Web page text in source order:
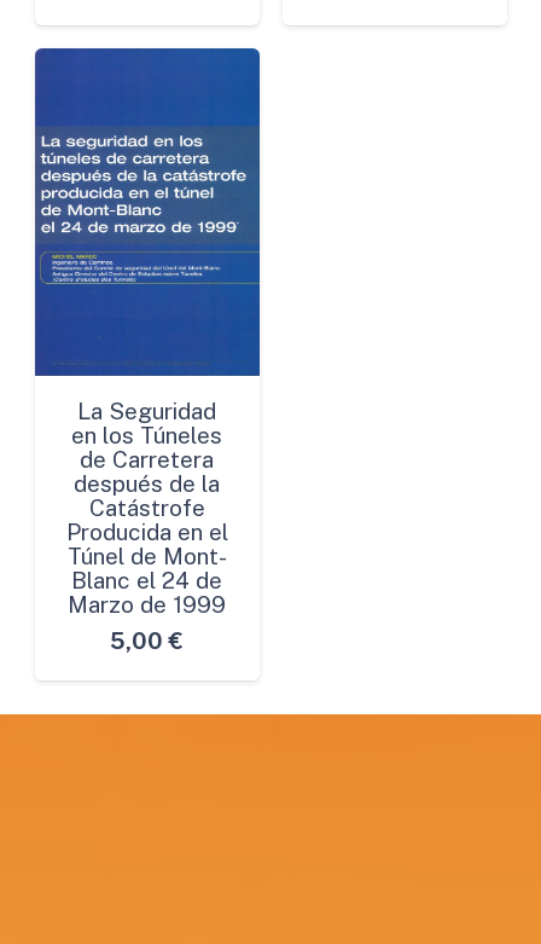
La Seguridad
en los Túneles
de Carretera
después de la
Catástrofe
Producida en el
Túnel de Mont-
Blanc el 24 de
Marzo de 1999
5,00 €